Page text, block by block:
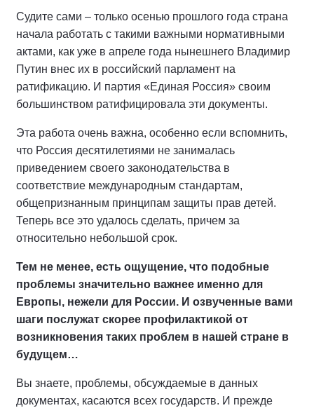
Судите сами – только осенью прошлого года страна
начала работать с такими важными нормативными
актами, как уже в апреле года нынешнего Владимир
Путин внес их в российский парламент на
ратификацию. И партия «Единая Россия» своим
большинством ратифицировала эти документы.
Эта работа очень важна, особенно если вспомнить,
что Россия десятилетиями не занималась
приведением своего законодательства в
соответствие международным стандартам,
общепризнанным принципам защиты прав детей.
Теперь все это удалось сделать, причем за
относительно небольшой срок.
Тем не менее, есть ощущение, что подобные
проблемы значительно важнее именно для
Европы, нежели для России. И озвученные вами
шаги послужат скорее профилактикой от
возникновения таких проблем в нашей стране в
будущем…
Вы знаете, проблемы, обсуждаемые в данных
документах, касаются всех государств. И прежде